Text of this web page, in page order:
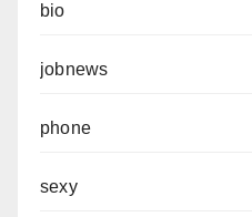
bio
jobnews
phone
sexy